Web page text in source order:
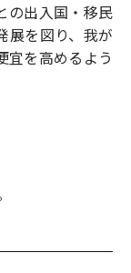
の出入国・移民
展を図り、我が
宜を高めるよう